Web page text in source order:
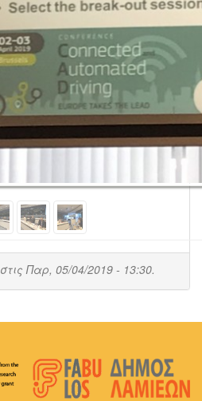
στις Παρ, 05/04/2019 - 13:30.